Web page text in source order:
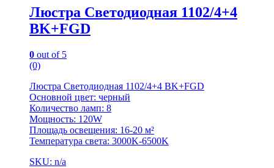
Люстра Светодиодная 1102/4+4
BK+FGD
0 out of 5
(0)
Люстра Светодиодная 1102/4+4 BK+FGD
Основной цвет: черный
Количество ламп: 8
Мощность: 120W
Площадь освещения: 16-20 м²
Температура света: 3000K-6500K
SKU: n/a